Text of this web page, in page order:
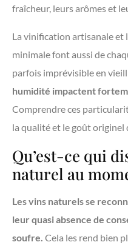
fraîcheur, leurs arômes et
La vinification artisanale et
minimale font aussi de
parfois imprévisible en
humidité impactent
Comprendre ces
la qualité et le goût originel
Qu’est-ce qui
naturel au
Les vins naturels se
leur quasi absence de
soufre. Cela les rend bien